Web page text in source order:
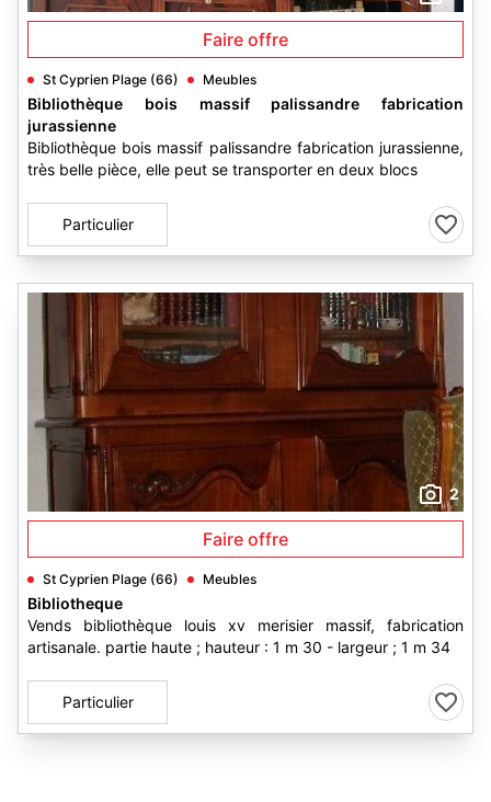
Faire offre
St Cyprien Plage (66) Meubles
Bibliothèque bois massif palissandre fabrication
jurassienne
Bibliothèque bois massif palissandre fabrication jurassienne,
très belle pièce, elle peut se transporter en deux blocs
Particulier
2
Faire offre
St Cyprien Plage (66) Meubles
Bibliotheque
Vends bibliothèque louis xv merisier massif, fabrication
artisanale. partie haute ; hauteur : 1 m 30 - largeur ; 1 m 34
Particulier